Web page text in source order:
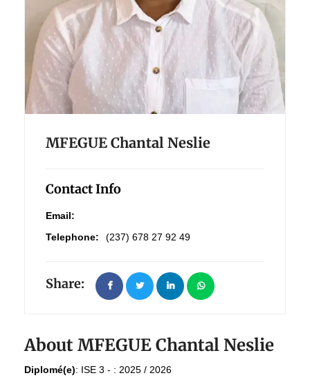
MFEGUE Chantal Neslie
Contact Info
Email:
Telephone:
(237) 678 27 92 49
Share:
About MFEGUE Chantal Neslie
Diplomé(e): ISE 3 - : 2025 / 2026